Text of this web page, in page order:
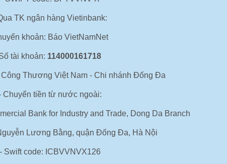
TK ngân hàng Vietinbank:
khoản: Báo VietNamNet
tài khoản: 114000161718
Công Thương Việt Nam - Chi nhánh Đống Đa
Chuyển tiền từ nước ngoài:
Bank for Industry and Trade, Dong Da Branch
Lương Bằng, quận Đống Đa, Hà Nội
- Swift code: ICBVVNVX126